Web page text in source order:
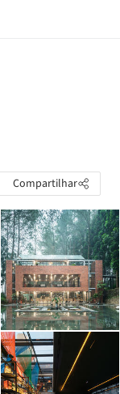
Compartilhar